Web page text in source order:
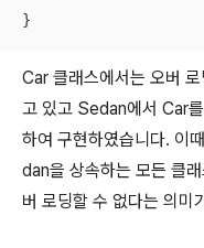
}
Car 클래스에서는 오버
고 있고 Sedan에서 Car
하여 구현하였습니다. 이
dan을 상속하는 모든 클
버 로딩할 수 없다는 의미